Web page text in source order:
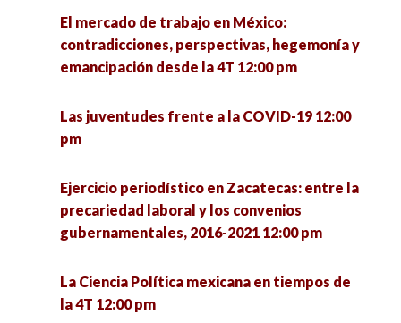
Frontera Norte: ¿Hacia dónde va la Sociología?
4:00 pm
Las hijas del terror: poesía y performance sobre
conflicto armado 4:00 pm
Hospital Pyme. Plataforma de asesoría
empresarial 4:00 pm
Repensar la inclusión desde los estudios
Foro de intercambio de experiencias México-
Brasil sobre formación del profesorado
UNISON-UNESP 1:00 pm
Rebuilding the economy: Economic policies for
recovery and development 1:00 pm
Encuentro de investigadoras en formación:
retos de la profesión desde lo local 1:00 pm
estadounidense tras la elección presidencial de
2020 1:30 pm
El mercado de trabajo en México:
contradicciones, perspectivas, hegemonía y
emancipación desde la 4T 12:00 pm
Las juventudes frente a la COVID-19 12:00
pm
Ejercicio periodístico en Zacatecas: entre la
precariedad laboral y los convenios
gubernamentales, 2016-2021 12:00 pm
La Ciencia Política mexicana en tiempos de
la 4T 12:00 pm